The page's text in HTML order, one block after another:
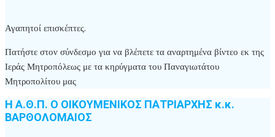
Αγαπητοί επισκέπτες.
Πατήστε στον σύνδεσμο για να βλέπετε τα αναρτημένα βίντεο εκ της
Ιεράς Μητροπόλεως με τα κηρύγματα του Παναγιωτάτου
Μητροπολίτου μας
Η Α.Θ.Π. Ο ΟΙΚΟΥΜΕΝΙΚΟΣ ΠΑΤΡΙΑΡΧΗΣ κ.κ.
ΒΑΡΘΟΛΟΜΑΙΟΣ